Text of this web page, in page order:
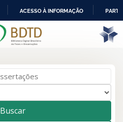
IR
PARA
ACESSO À INFORMAÇÃO
Buscar